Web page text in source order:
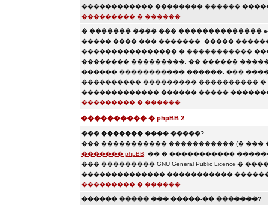
������������ �������� ������
��������� � ������
� ������� ���� ��� ��������������
����� ���� ��� �������. �����
���������������� � �����������
�������� ���������. �� ������
������ ����������� ������, ���
���������� ��������� ����������
������������� ������ �����
��������� � ������
���������� � phpBB 2
��� ������� ���� �����?
��� ����������� ����������� (�
������� phpBB , �� � �����������
��� ��������� GNU General Public Licence
�������������� �����������
��������� � ������
������ ����� ��� �����-�� �������?